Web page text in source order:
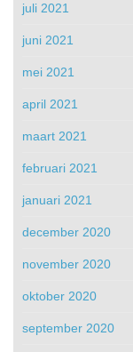
juli 2021
juni 2021
mei 2021
april 2021
maart 2021
februari 2021
januari 2021
december 2020
november 2020
oktober 2020
september 2020